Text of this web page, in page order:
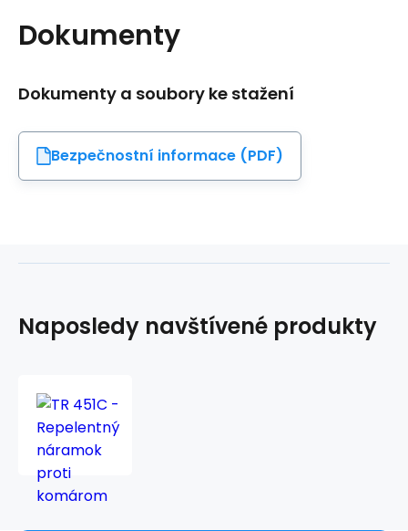
Dokumenty
Dokumenty a soubory ke stažení
Bezpečnostní informace (PDF)
Naposledy navštívené produkty
TR
451C
-